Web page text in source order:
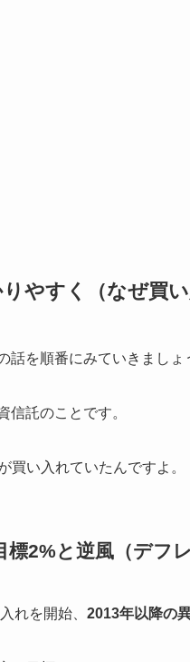
やすく（なぜ買
話を順番にみていきましょ
信託のことです。
買い入れていたんですよ。
標2%と逆風（デフ
れを開始、 2013年以降の